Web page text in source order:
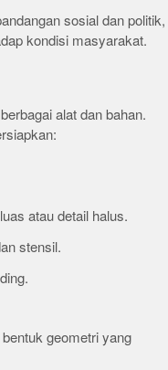
sosial dan politik,
kondisi masyarakat.
alat dan bahan.
atau detail halus.
stensil.
geometri yang